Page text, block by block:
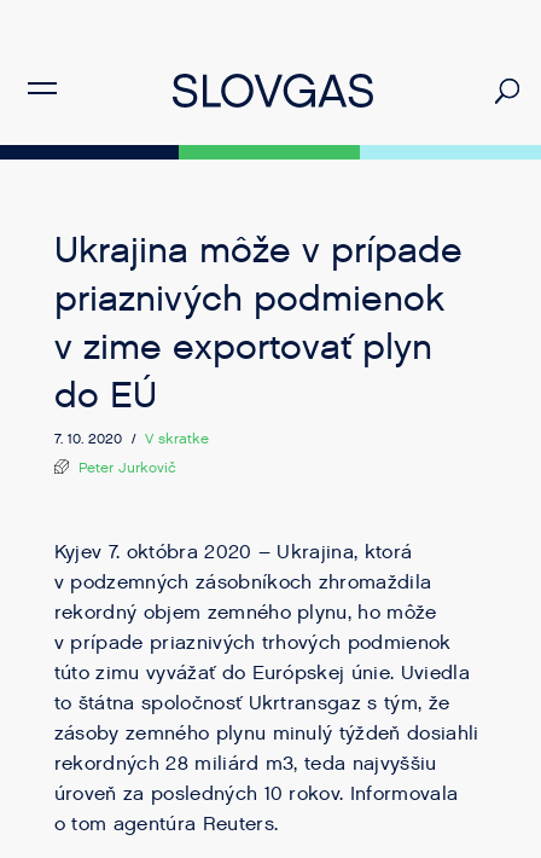
Ukrajina môže v prípade
priaznivých podmienok
v zime exportovať plyn
do EÚ
7. 10. 2020 / V skratke
Peter Jurkovič
Kyjev 7. októbra 2020 – Ukrajina, ktorá
v podzemných zásobníkoch zhromaždila
rekordný objem zemného plynu, ho môže
v prípade priaznivých trhových podmienok
túto zimu vyvážať do Európskej únie. Uviedla
to štátna spoločnosť Ukrtransgaz s tým, že
zásoby zemného plynu minulý týždeň dosiahli
rekordných 28 miliárd m3, teda najvyššiu
úroveň za posledných 10 rokov. Informovala
o tom agentúra Reuters.